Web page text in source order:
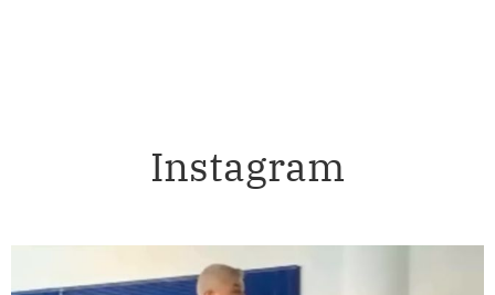
Instagram